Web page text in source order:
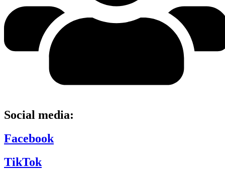
Social media:
Facebook
TikTok